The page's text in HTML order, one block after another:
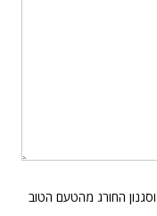
החורג מהטעם הטוב